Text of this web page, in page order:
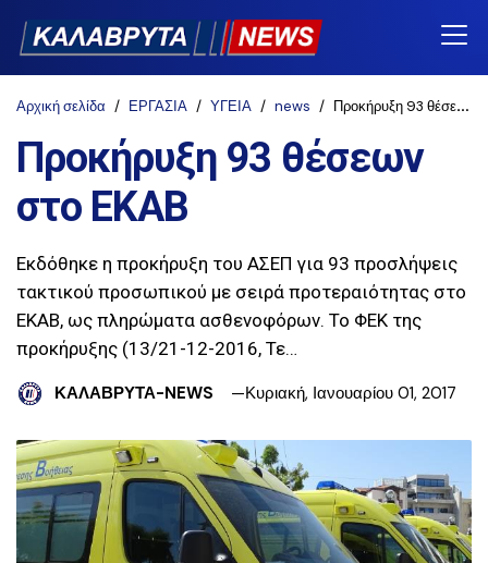
Αρχική σελίδα ΕΡΓΑΣΙΑ ΥΓΕΙΑ news Προκήρυξη 93 θέσεων στο ΕΚΑΒ
Προκήρυξη 93 θέσεων
στο ΕΚΑΒ
Εκδόθηκε η προκήρυξη του ΑΣΕΠ για 93 προσλήψεις
τακτικού προσωπικού με σειρά προτεραιότητας στο
ΕΚΑΒ, ως πληρώματα ασθενοφόρων. Το ΦΕΚ της
προκήρυξης (13/21-12-2016, Τε…
ΚΑΛΑΒΡΥΤΑ-NEWS Κυριακή, Ιανουαρίου 01, 2017